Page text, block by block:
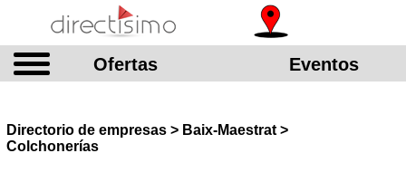
Ofertas Eventos
Directorio de empresas > Baix-Maestrat >
Colchonerías